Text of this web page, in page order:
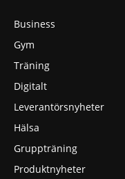
Business
Gym
Träning
Digitalt
Leverantörsnyheter
Hälsa
Gruppträning
Produktnyheter